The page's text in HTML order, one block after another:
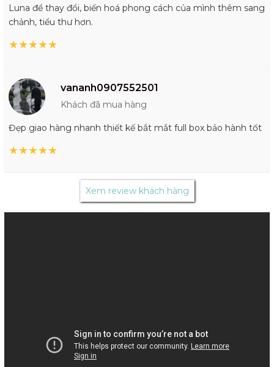
Luna để thay đổi, biến hoá phong cách của mình thêm sang
chảnh, tiểu thư hơn.
★★★★★
vananh0907552501
Khách đã mua hàng
Đẹp giao hàng nhanh thiết kế bắt mắt full box bảo hành tốt
★★★★★
Xem review khách hàng